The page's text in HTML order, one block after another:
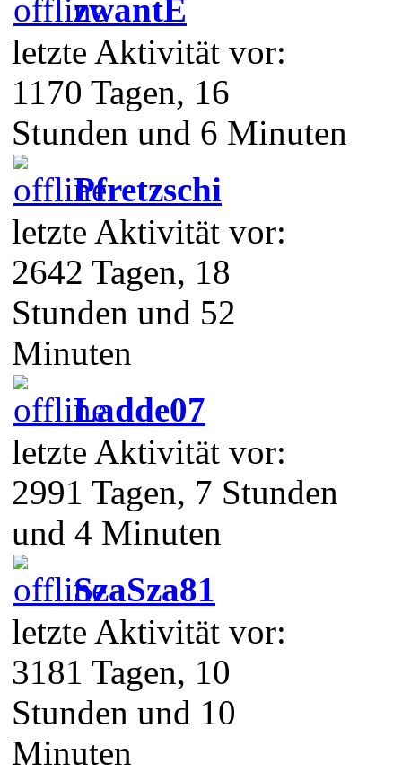
zwantE
letzte Aktivität vor:
1170 Tagen, 16
Stunden und 6 Minuten
Pfretzschi
letzte Aktivität vor:
2642 Tagen, 18
Stunden und 52
Minuten
Ladde07
letzte Aktivität vor:
2991 Tagen, 7 Stunden
und 4 Minuten
SzaSza81
letzte Aktivität vor:
3181 Tagen, 10
Stunden und 10
Minuten